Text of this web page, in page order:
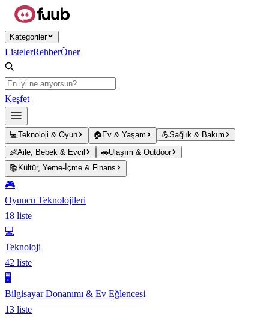
Ana içeriğe atla
Kategoriler
ListelerRehberÖner
Keşfet
💻Teknoloji & Oyun 🏠 Ev & Yaşam 💪Sağlık & Bakım
👶Aile, Bebek & Evcil 🚗Ulaşım & Outdoor
📚 Kültür, Yeme-İçme & Finans
🎮
Oyuncu Teknolojileri
18 liste
💻
Teknoloji
42 liste
🖥️
Bilgisayar Donanımı & Ev Eğlencesi
13 liste